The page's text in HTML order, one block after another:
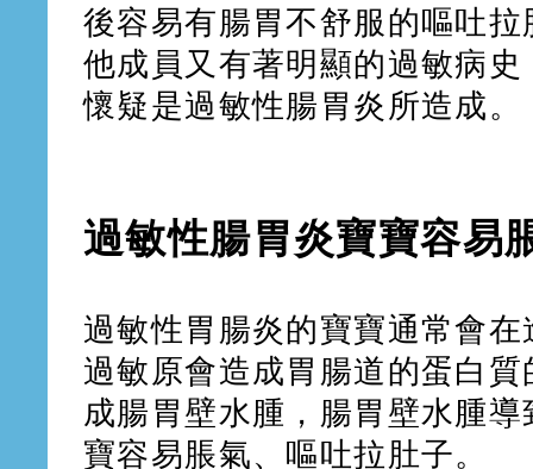
後容易有腸胃不舒服的嘔吐
他成員又有著明顯的過敏病
懷疑是過敏性腸胃炎所造成。
過敏性腸胃炎寶寶容易
過敏性胃腸炎的寶寶通常會
過敏原會造成胃腸道的蛋白
成腸胃壁水腫，腸胃壁水腫
寶容易脹氣、嘔吐拉肚子。